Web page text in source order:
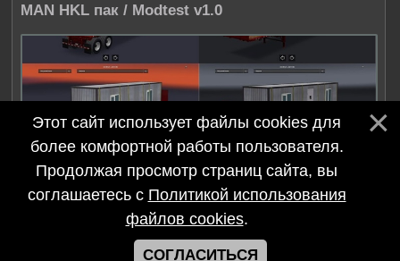
MAN HKL пак / Modtest v1.0
Пакет грузов / Furkan61 v1.0
Симулятор моды 2017-2026
Этот сайт использует файлы cookies для
более комфортной работы пользователя.
Продолжая просмотр страниц сайта, вы
соглашаетесь с Политикой использования
файлов cookies.
СОГЛАСИТЬСЯ